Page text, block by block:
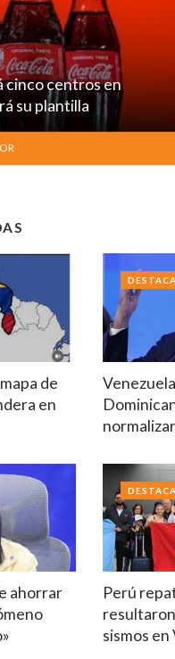
cinco centros en
su plantilla
de
en
ahorrar
Perú
sismos en